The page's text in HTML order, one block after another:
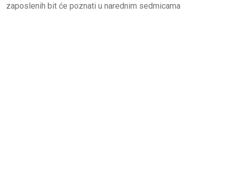
zaposlenih bit će poznati u narednim sedmicama